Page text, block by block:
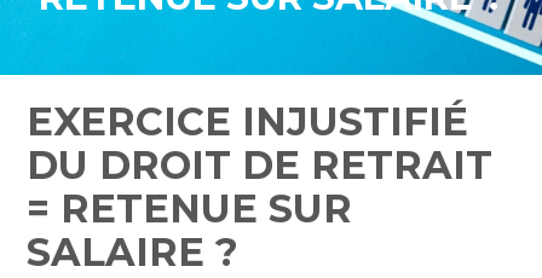
EXERCICE INJUSTIFIÉ
DU DROIT DE RETRAIT
= RETENUE SUR
SALAIRE ?